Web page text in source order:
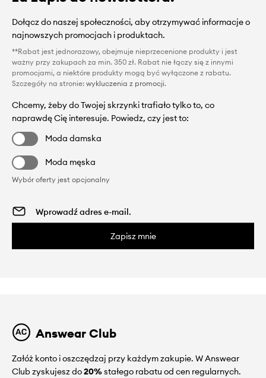
Dołącz do naszej społeczności, aby otrzymywać informacje o
najnowszych promocjach i produktach.
**Rabat jest jednorazowy, obejmuje nieprzecenione produkty i jest
ważny przy zakupach za min. 350 zł. Rabat nie łączy się z innymi
promocjami, a niektóre produkty mogą być wyłączone z rabatu.
Szczegóły na stronie: wykluczenia z promocji.
Chcemy, żeby do Twojej skrzynki trafiało tylko to, co
naprawdę Cię interesuje. Powiedz, czy jest to:
Moda damska
Moda męska
Wybór oferty jest opcjonalny
Zapisz mnie
Answear Club
Załóż konto i oszczędzaj przy każdym zakupie. W Answear
Club zyskujesz do20%stałego rabatu od cen regularnych.